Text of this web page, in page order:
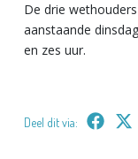
De drie
aanstaande
en zes uur.
Deel dit via: